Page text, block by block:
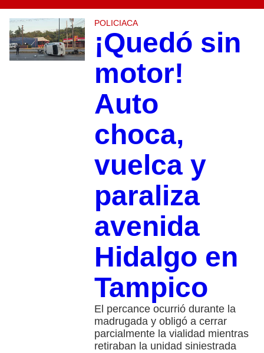
POLICIACA
¡Quedó sin
motor!
Auto
choca,
vuelca y
paraliza
avenida
Hidalgo en
Tampico
El percance ocurrió durante la
madrugada y obligó a cerrar
parcialmente la vialidad mientras
retiraban la unidad siniestrada